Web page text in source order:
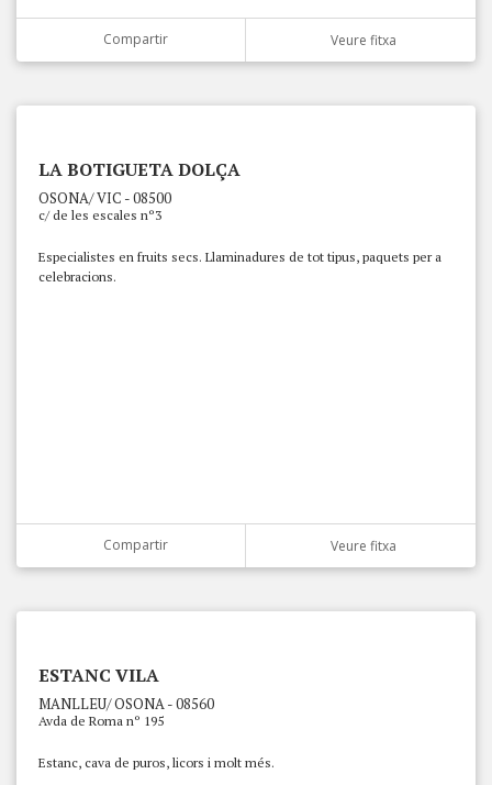
Compartir Veure fitxa
LA BOTIGUETA DOLÇA
OSONA/ VIC - 08500
c/ de les escales nº3
Especialistes en fruits secs. Llaminadures de tot tipus, paquets per a
celebracions.
Compartir Veure fitxa
ESTANC VILA
MANLLEU/ OSONA - 08560
Avda de Roma nº 195
Estanc, cava de puros, licors i molt més.